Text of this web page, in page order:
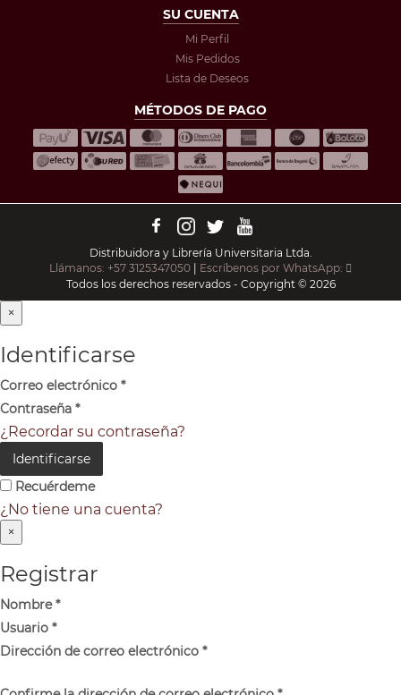
SU CUENTA
Mi Perfil
Mis Pedidos
Lista de Deseos
MÉTODOS DE PAGO
Distribuidora y Librería Universitaria Ltda.
Llámanos: +57 3125347050 | Escríbenos por WhatsApp:
Todos los derechos reservados - Copyright © 2026
×
Identificarse
Correo electrónico *
Contraseña *
¿Recordar su contraseña?
Identificarse
Recuérdeme
¿No tiene una cuenta?
×
Registrar
Nombre*
Usuario *
Dirección de correo electrónico *